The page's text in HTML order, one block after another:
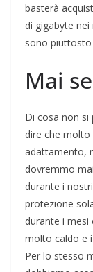
basterà
di gigabyte
sono
Mai
Di cosa non si
dire che molto
adattamento,
dovremmo
durante i
protezione
durante i mesi
molto caldo e
Per lo stesso